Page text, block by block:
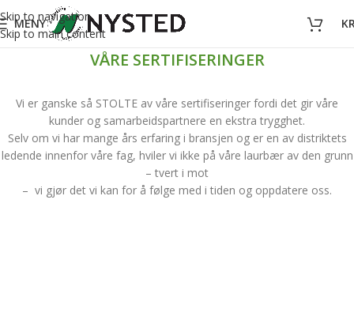
Skip to navigation
Skip to main content
MENY
VÅRE SERTIFISERINGER
Vi er ganske så STOLTE av våre sertifiseringer fordi det gir våre
kunder og samarbeidspartnere en ekstra trygghet.
Selv om vi har mange års erfaring i bransjen og er en av distriktets
ledende innenfor våre fag, hviler vi ikke på våre laurbær av den grunn
– tvert i mot
– vi gjør det vi kan for å følge med i tiden og oppdatere oss.